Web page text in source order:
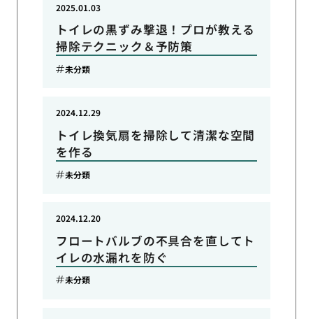
トイレの黒ずみ撃退！プロが教える
掃除テクニック＆予防策
2025.01.03
未分類
トイレ換気扇を掃除して清潔な空間
を作る
2024.12.29
未分類
フロートバルブの不具合を直してト
イレの水漏れを防ぐ
2024.12.20
未分類